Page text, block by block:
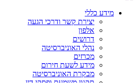
מידע כללי
יצירת קשר ודרכי הגעה
אלפון
דרושים
נהלי האוניברסיטה
מכרזים
מידע לשעת חירום
מבקרת האוניברסיטה